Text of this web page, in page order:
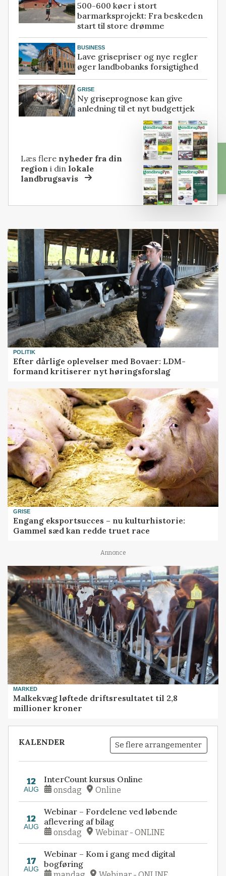
500-600 køer i stort
barmarksprojekt: Fra beskeden
start til store drømme
BUSINESS
Lave grisepriser og nye regler
øger landbobanks forsigtighed
GRISE
Ny griseprognose kan give
anledning til et nyt budgettjek
Læs flere nyheder fra din
region i dinlokale
landbrugsavis
POLITIK
Efter dårlige oplevelser med Bovaer: LDM-
formand kritiserer nyt høringsforslag
GRISE
Engang eksportsucces – nu kulturhistorie:
Gammel sæd kan redde truet race
Annonce
MARKED
Malkekvæg løftede driftsresultatet til 2,8
millioner kroner
KALENDER Se flere arrangementer
12
AUG
InterCount kursus Online
onsdag Online
12
AUG
Webinar – Fordelene ved løbende
aflevering af bilag
onsdag Webinar - ONLINE
17
AUG
Webinar – Kom i gang med digital
bogføring